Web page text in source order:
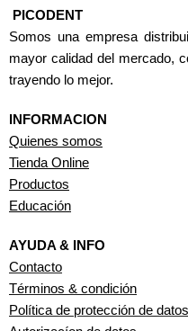
PICODENT
Somos una empresa
mayor calidad del mercado,
trayendo lo mejor.
INFORMACION
Quienes somos
Tienda Online
Productos
Educación
AYUDA & INFO
Contacto
Términos & condición
Política de protección de datos